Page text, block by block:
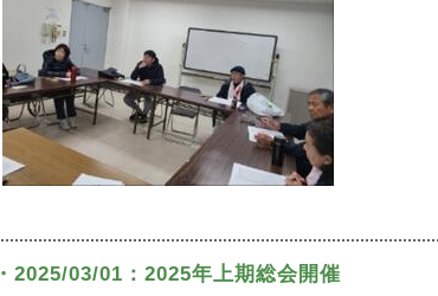
・2025/03/01：2025年上期総会開催